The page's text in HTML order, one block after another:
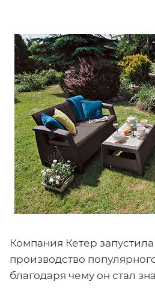
Компания Кетер
производство
благодаря чему он стал